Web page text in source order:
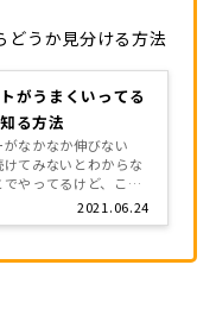
どうか見分ける方法
がうまくいってる
る方法
2021.06.24
なかなか伸びない
けてみないとわからな
やってるけど、この
のかな、、？ 先日サ
ういう問いをいただ
推移の目安につい